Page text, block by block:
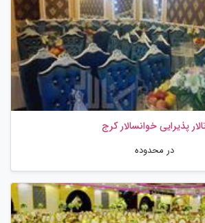
پذیرایی خوانسالار کرج
در محدوده